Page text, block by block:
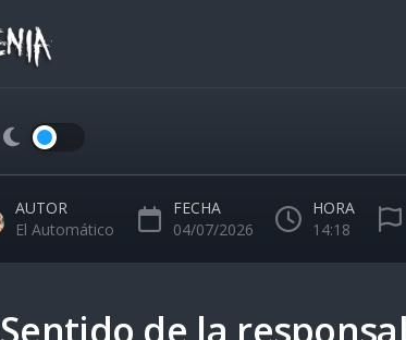
AUTOR
El Automático
FECHA
04/07/2026
HORA
14:18